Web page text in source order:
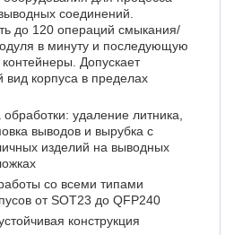
соединений.
до 120 операций смыкания/
в минуту и последующую
Допускает
вид корпуса в пределах
удаление литника,
выводов и вырубка с
изделий на выводных
со всеми типами
от SOT23 до QFP240
конструкция